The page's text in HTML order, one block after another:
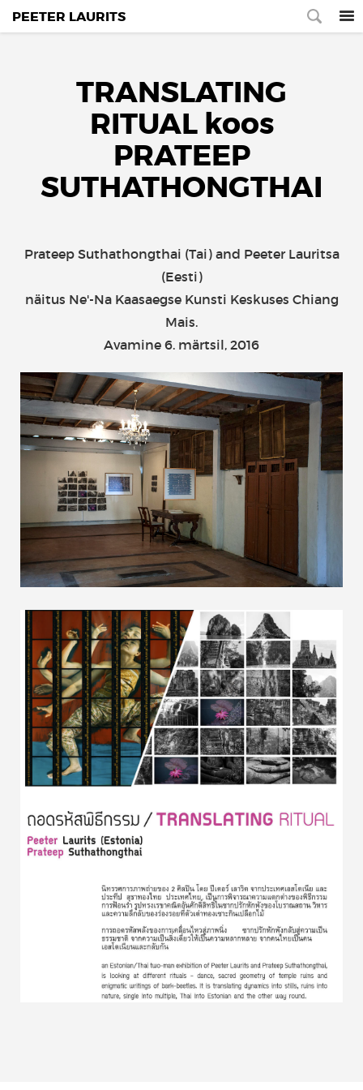
PEETER LAURITS
TRANSLATING
RITUAL koos
PRATEEP
SUTHATHONGTHAI
Prateep Suthathongthai (Tai) and Peeter Lauritsa
(Eesti)
näitus Ne'-Na Kaasaegse Kunsti Keskuses Chiang
Mais.
Avamine 6. märtsil, 2016